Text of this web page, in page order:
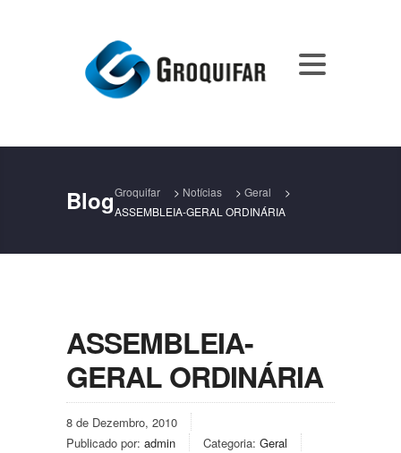
BlogGroquifar > Notícias > Geral
>
ASSEMBLEIA-GERAL ORDINÁRIA
ASSEMBLEIA-
GERAL ORDINÁRIA
8 de Dezembro, 2010
Publicado por: admin Categoria: Geral